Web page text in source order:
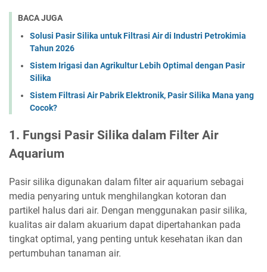
BACA JUGA
Solusi Pasir Silika untuk Filtrasi Air di Industri Petrokimia
Tahun 2026
Sistem Irigasi dan Agrikultur Lebih Optimal dengan Pasir
Silika
Sistem Filtrasi Air Pabrik Elektronik, Pasir Silika Mana yang
Cocok?
1. Fungsi Pasir Silika dalam Filter Air
Aquarium
Pasir silika digunakan dalam filter air aquarium sebagai
media penyaring untuk menghilangkan kotoran dan
partikel halus dari air. Dengan menggunakan pasir silika,
kualitas air dalam akuarium dapat dipertahankan pada
tingkat optimal, yang penting untuk kesehatan ikan dan
pertumbuhan tanaman air.